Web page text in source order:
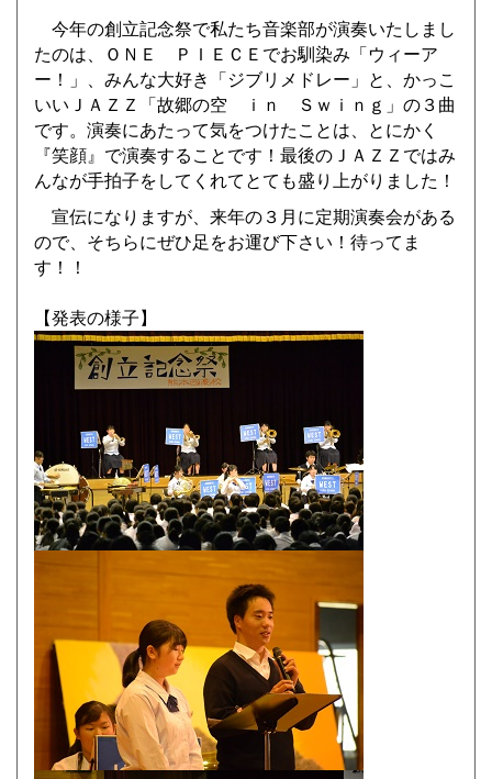
今年の創立記念祭で私たち音楽部が演奏いたしまし
たのは、ＯＮＥ ＰＩＥＣＥでお馴染み「ウィーア
ー！」、みんな大好き「ジブリメドレー」と、かっこ
いいＪＡＺＺ「故郷の空 ｉｎ Ｓｗｉｎｇ」の３曲
です。演奏にあたって気をつけたことは、とにかく
『笑顔』で演奏することです！最後のＪＡＺＺではみ
んなが手拍子をしてくれてとても盛り上がりました！
宣伝になりますが、来年の３月に定期演奏会がある
ので、そちらにぜひ足をお運び下さい！待ってま
す！！
【発表の様子】